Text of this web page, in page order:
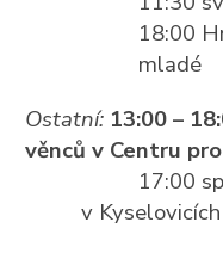
18:00
mladé
Ostatní: 13:00 –
věnců v Centru
17:00
v Kyselovicích